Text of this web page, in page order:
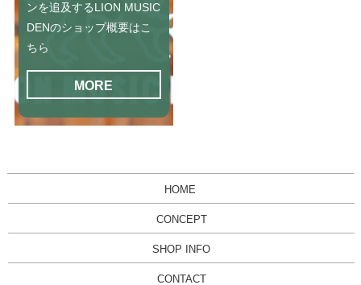
ンを追及するLION MUSIC
DENのショップ概要はこ
ちら
MORE
HOME
CONCEPT
SHOP INFO
CONTACT